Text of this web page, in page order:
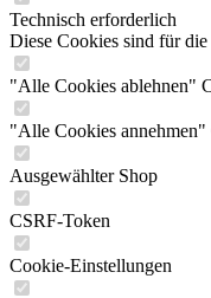
Technisch erforderlich
Diese Cookies sind für
"Alle Cookies ablehnen"
"Alle Cookies annehmen"
Ausgewählter Shop
CSRF-Token
Cookie-Einstellungen